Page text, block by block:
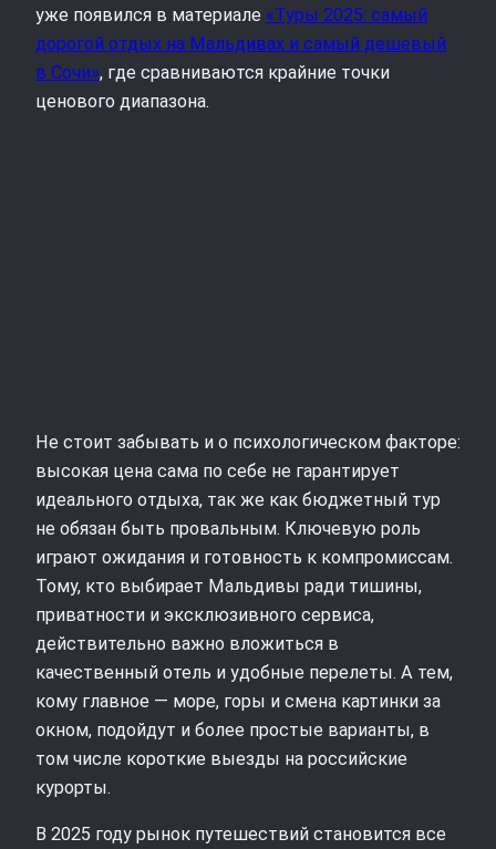
уже появился в материале «Туры 2025: самый
дорогой отдых на Мальдивах и самый дешевый
в Сочи», где сравниваются крайние точки
ценового диапазона.
Не стоит забывать и о психологическом факторе:
высокая цена сама по себе не гарантирует
идеального отдыха, так же как бюджетный тур
не обязан быть провальным. Ключевую роль
играют ожидания и готовность к компромиссам.
Тому, кто выбирает Мальдивы ради тишины,
приватности и эксклюзивного сервиса,
действительно важно вложиться в
качественный отель и удобные перелеты. А тем,
кому главное — море, горы и смена картинки за
окном, подойдут и более простые варианты, в
том числе короткие выезды на российские
курорты.
В 2025 году рынок путешествий становится все